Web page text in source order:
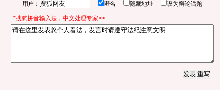
用户： 匿名 隐藏地址 设为辩论话题
*搜狗拼音输入法，中文处理专家>>